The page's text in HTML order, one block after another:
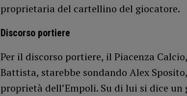
proprietaria del cartellino del giocatore.
Discorso portiere
Per il discorso portiere, il Piacenza
Battista, starebbe sondando Alex
proprietà dell’Empoli. Su di lui si dice un